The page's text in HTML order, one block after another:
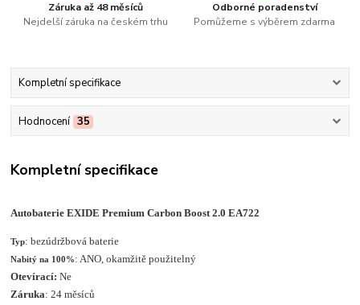
Záruka až 48 měsíců
Nejdelší záruka na českém trhu
Odborné poradenství
Pomůžeme s výběrem zdarma
Kompletní specifikace
Hodnocení 35
Kompletní specifikace
Autobaterie EXIDE Premium Carbon Boost 2.0 EA722
Typ: bezúdržbová baterie
Nabitý na 100%: ANO, okamžitě použitelný
Otevírací:Ne
Záruka: 24 měsíců